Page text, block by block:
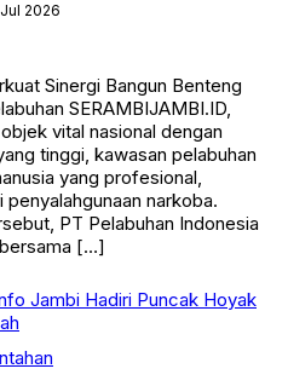
2026
Sinergi Bangun Benteng
SERAMBIJAMBI.ID,
vital nasional dengan
tinggi, kawasan pelabuhan
yang profesional,
narkoba.
PT Pelabuhan Indonesia
[…]